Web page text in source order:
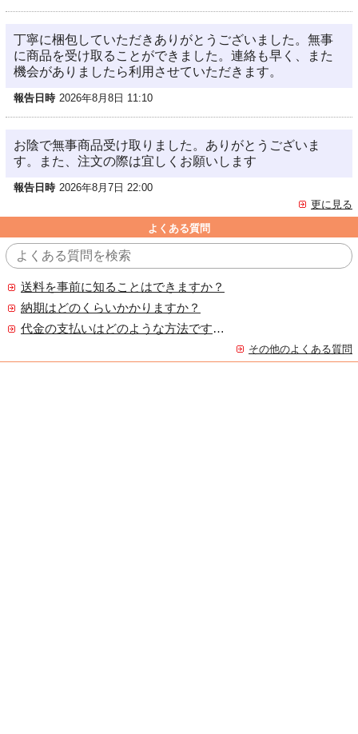
丁寧に梱包していただきありがとうございました。無事
に商品を受け取ることができました。連絡も早く、また
機会がありましたら利用させていただきます。
報告日時 2026年8月8日 11:10
お陰で無事商品受け取りました。ありがとうございま
す。また、注文の際は宜しくお願いします
報告日時 2026年8月7日 22:00
更に見る
よくある質問
送料を事前に知ることはできますか？
納期はどのくらいかかりますか？
代金の支払いはどのような方法ですか？
その他のよくある質問